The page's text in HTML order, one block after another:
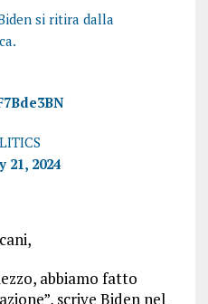
si ritira dalla
21, 2024
abbiamo fatto
scrive Biden nel